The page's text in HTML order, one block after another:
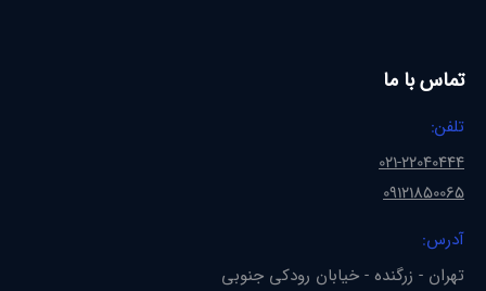
تماس با ما
تلفن:
021-22040444
09121850065
آدرس:
تهران - زرگنده - خیابان رودکی جنوبی